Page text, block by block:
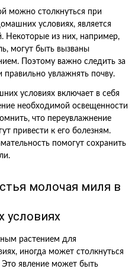
можно столкнуться при
условиях, является
Некоторые из них, например,
могут быть вызваны
Поэтому важно следить за
увлажнять почву.
условиях включает в себя
необходимой освещенности
что переувлажнение
привести к его болезням.
помогут сохранить
молочая миля в
условиях
растением для
иногда может столкнуться
явление может быть